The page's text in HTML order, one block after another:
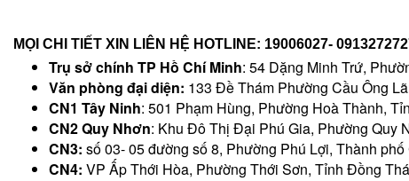
MỌI CHI TIẾT XIN LIÊN HỆ HOTLINE: 19006027-
Trụ sở chính TP Hồ Chí Minh: 54 Dặng Minh Trứ,
Văn phòng đại diện: 133 Đề Thám Phường Cầu Ông
CN1 Tây Ninh: 501 Phạm Hùng, Phường Hoà Thành,
CN2 Quy Nhơn: Khu Đô Thị Đại Phú Gia, Phường Quy
CN3: số 03- 05 đường số 8, Phường Phú Lợi, Thành
CN4: VP Ấp Thới Hòa, Phường Thới Sơn, Tỉnh Đồng